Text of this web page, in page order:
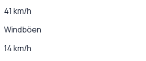
41 km/h
Windböen
14 km/h